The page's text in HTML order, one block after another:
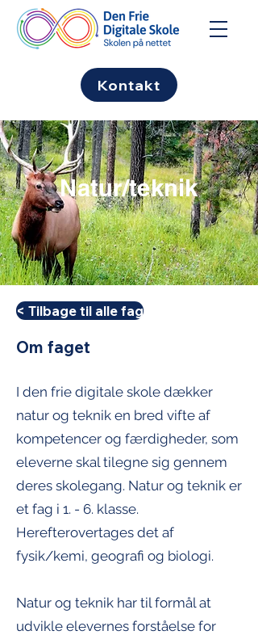
Kontakt
Natur/teknik
< Tilbage til alle fag
Om faget
I den frie digitale skole dækker
natur og teknik en bred vifte af
kompetencer og færdigheder, som
eleverne skal tilegne sig gennem
deres skolegang. Natur og teknik er
et fag i 1. - 6. klasse.
Herefterovertages det af
fysik/kemi, geografi og biologi.
Natur og teknik har til formål at
udvikle elevernes forståelse for